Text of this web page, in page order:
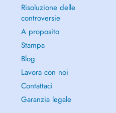
Risoluzione delle
controversie
A proposito
Stampa
Blog
Lavora con noi
Contattaci
Garanzia legale